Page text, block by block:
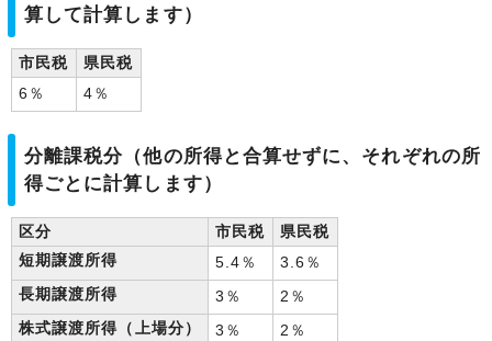
算して計算します）
市民税
県民税
6％
4％
分離課税分（他の所得と合算せずに、それぞれの所
得ごとに計算します）
区分 市民税
県民税
短期譲渡所得
5.4％
3.6％
長期譲渡所得
3％
2％
株式譲渡所得（上場分）
3％
2％